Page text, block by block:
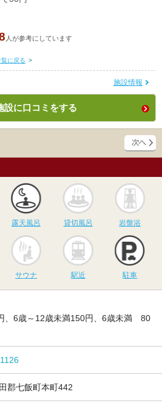
人が参考にしています
に戻る >
施設情報
設に口コミをする
け流し 露天風呂
露天風呂
貸切風呂
貸切風呂 岩盤浴
サウナ
サウナ 駅近 駐車
、6歳～12歳未満150円、6歳未満 80
郡七飯町本町442